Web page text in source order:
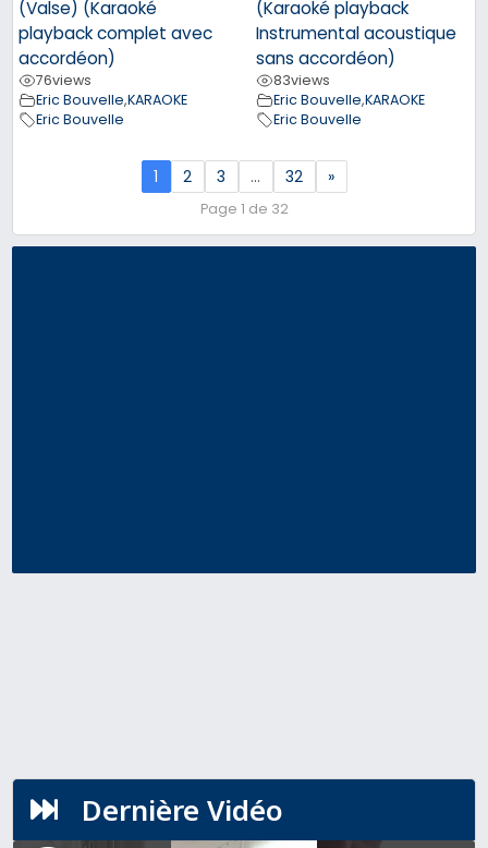
(Valse) (Karaoké
playback complet avec
accordéon)
76views
Eric Bouvelle,KARAOKE
Eric Bouvelle
(Karaoké playback
Instrumental acoustique
sans accordéon)
83views
Eric Bouvelle,KARAOKE
Eric Bouvelle
1 2 3 … 32 »
Page 1 de 32
 Dernière Vidéo